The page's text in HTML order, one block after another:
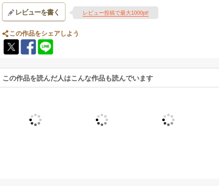
レビューを書く レビュー投稿で最大1000pt!
この作品をシェアしよう
この作品を読んだ人はこんな作品も読んでいます